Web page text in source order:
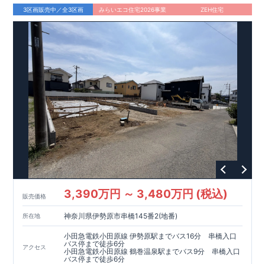
います。【住宅性能評価ダブル取得】・設計住宅性能評価：
建物設計段階で、国が認めた第三者機関が評価しています。 ・
建設住宅性能評価：評価を受けた図面通りに施工されている
か、建設までに、計4回のチェックが行われます。 図面や書類
上だけでなく、現場の施工状況を検査した上で、品質を保証し
ています。
【充実のアフターサポート】
・東栄住宅では、お
引渡し後最大10回の無料定期点検と、60年間の品質保証を実
施。お引渡しからが本当のお付き合いだと考え、アフターサー
ビスを外部の業者に委託せず、東栄住宅グループ「東栄ホーム
サービス株式会社」にて責任をもって対応いたします。
3区画販売中／全3区画 みらいエコ住宅2026事業 ZEH住宅
販売価格 3,390万円 ～ 3,480万円 (税込)
所在地 神奈川県伊勢原市串橋145番2(地番)
アクセス
小田急電鉄小田原線 伊勢原駅までバス16分 串橋入口
バス停まで徒歩6分
小田急電鉄小田原線 鶴巻温泉駅までバス9分 串橋入口
バス停まで徒歩6分